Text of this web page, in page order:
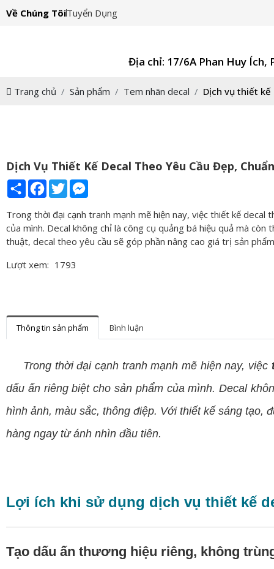
Về Chúng TôiTuyển Dụng
Địa chỉ: 17/6A Phan Huy Ích,
Trang chủ Sản phẩm Tem nhãn decal Dịch vụ thiết
Dịch Vụ Thiết Kế Decal Theo Yêu Cầu Đẹp,
ShareFacebook
Twitter
Trong thời đại cạnh tranh mạnh mẽ hiện nay, việc thiết kế
của mình. Decal không chỉ là công cụ quảng bá hiệu quả mà
thuật, decal theo yêu cầu sẽ góp phần nâng cao giá trị sản
Lượt xem: 1793
Thông tin sản phẩm Bình luận
Trong thời đại cạnh tranh mạnh mẽ hiện nay, việc
dấu ấn riêng biệt cho sản phẩm của mình. Decal
hình ảnh, màu sắc, thông điệp. Với thiết kế sáng tạo,
hàng ngay từ ánh nhìn đầu tiên.
Lợi ích khi sử dụng dịch vụ thiết kế
Tạo dấu ấn thương hiệu riêng, không